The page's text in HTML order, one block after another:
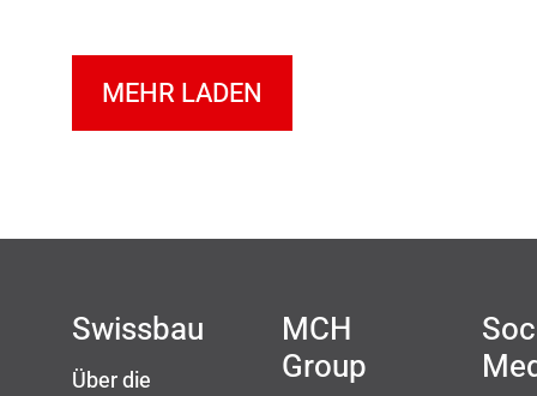
MEHR LADEN
Swissbau
Über die
MCH
Group